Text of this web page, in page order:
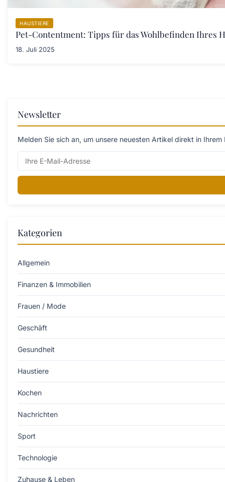
HAUSTIERE
Pet-Contentment: Tipps für das Wohlbefinden Ihres
18. Juli 2025
Newsletter
Melden Sie sich an, um unsere neuesten Artikel direkt in
Kategorien
Allgemein
Finanzen & Immobilien
Frauen / Mode
Geschäft
Gesundheit
Haustiere
Kochen
Nachrichten
Sport
Technologie
Zuhause & Leben